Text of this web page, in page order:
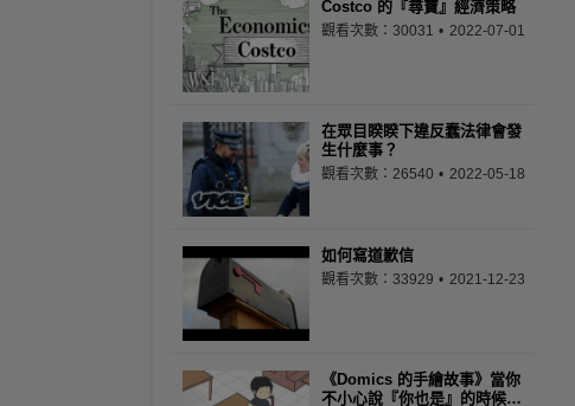
Costco 的『尋寶』經濟策略
觀看次數：30031 2022-07-01
在眾目睽睽下違反蠢法律會發
生什麼事？
觀看次數：26540 2022-05-18
如何寫道歉信
觀看次數：33929 2021-12-23
《Domics 的手繪故事》當你
不小心說『你也是』的時候…